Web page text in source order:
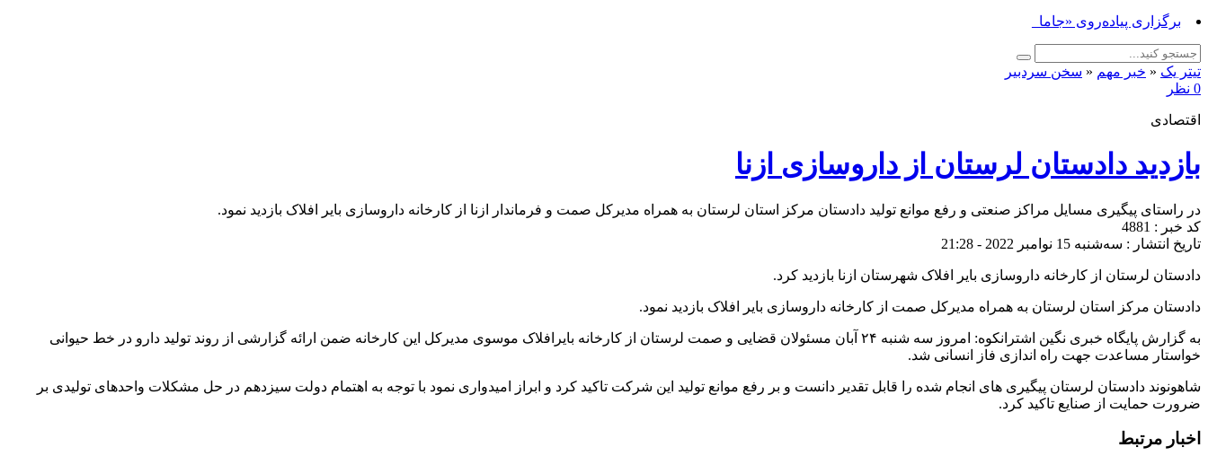
برگزاری پیاده‌روی «جاماندگان اربعین ح_
تیتر یک « خبر مهم « سخن سردبیر
0 نظر
اقتصادی
بازدید دادستان لرستان از داروسازی ازنا
در راستای پیگیری مسایل مراکز صنعتی و رفع موانع تولید دادستان مرکز استان لرستان به همراه مدیرکل صمت و فرماندار ازنا از کارخانه داروسازی بایر افلاک بازدید نمود.
کد خبر : 4881
تاریخ انتشار : سه‌شنبه 15 نوامبر 2022 - 21:28
دادستان لرستان از کارخانه داروسازی بایر افلاک شهرستان ازنا بازدید کرد.
دادستان مرکز استان لرستان به همراه مدیرکل صمت از کارخانه داروسازی بایر افلاک بازدید نمود.
به گزارش پایگاه خبری نگین اشترانکوه: امروز سه شنبه ۲۴ آبان مسئولان قضایی و صمت لرستان از کارخانه بایرافلاک موسوی مدیرکل این کارخانه ضمن ارائه گزارشی از روند تولید دارو در خط حیوانی
خواستار مساعدت جهت راه اندازی فاز انسانی شد.
شاهونوند دادستان لرستان پیگیری های انجام شده را قابل تقدیر دانست و بر رفع موانع تولید این شرکت تاکید کرد و ابراز امیدواری نمود با توجه به اهتمام‌ دولت سیزدهم در حل مشکلات واحدهای تولیدی بر
ضرورت حمایت از صنایع تاکید کرد.
اخبار مرتبط